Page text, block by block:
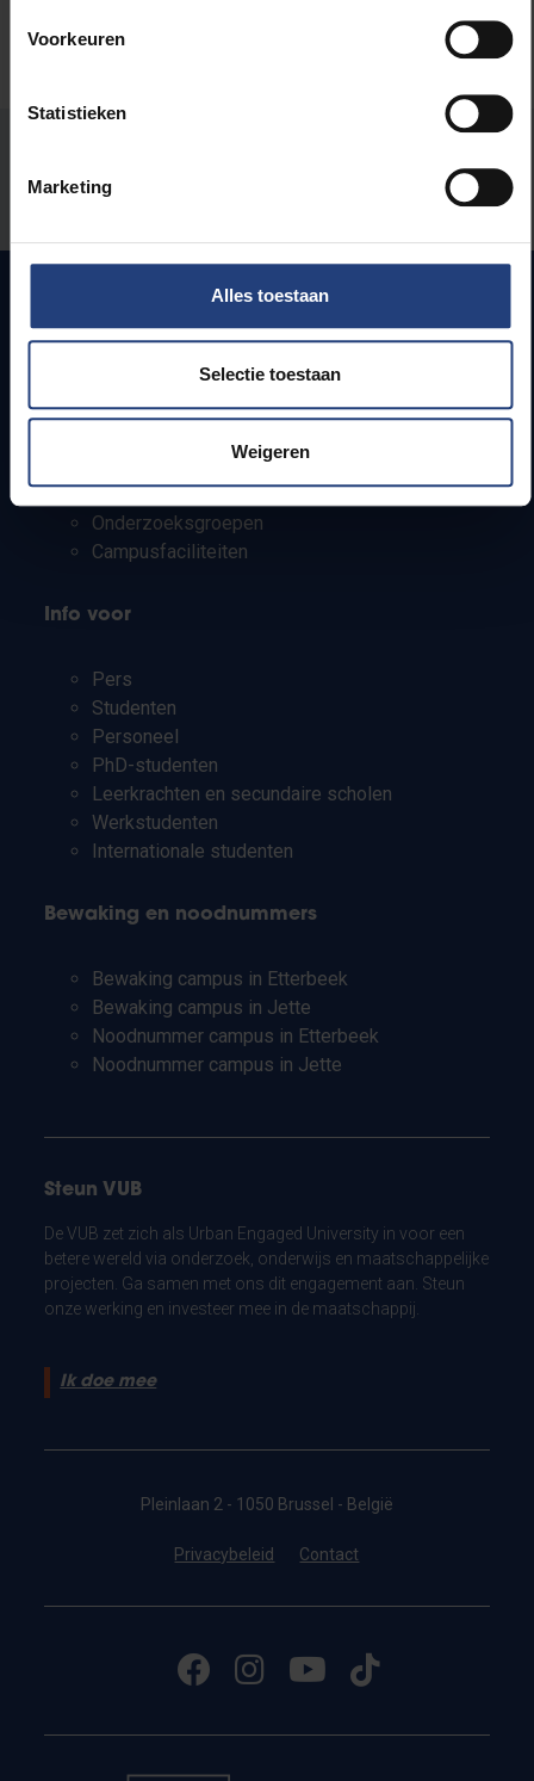
Voorkeuren
Statistieken
Marketing
Alles toestaan
Selectie toestaan
Weigeren
Snel naar
Webmail
Bereikbaarheid
Onderzoeksgroepen
Campusfaciliteiten
Info voor
Pers
Studenten
Personeel
PhD-studenten
Leerkrachten en secundaire scholen
Werkstudenten
Internationale studenten
Bewaking en noodnummers
Bewaking campus in Etterbeek
Bewaking campus in Jette
Noodnummer campus in Etterbeek
Noodnummer campus in Jette
Steun VUB
De VUB zet zich als Urban Engaged University in voor een
betere wereld via onderzoek, onderwijs en maatschappelijke
projecten. Ga samen met ons dit engagement aan. Steun
onze werking en investeer mee in de maatschappij.
Ik doe mee
Pleinlaan 2 - 1050 Brussel - België
Privacybeleid Contact